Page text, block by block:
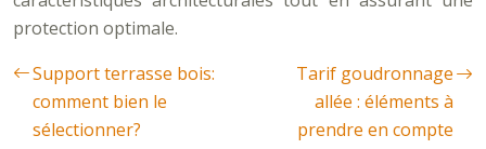
protection optimale.
Support terrasse bois:
comment bien le
sélectionner?
Tarif goudronnage
allée : éléments à
prendre en compte